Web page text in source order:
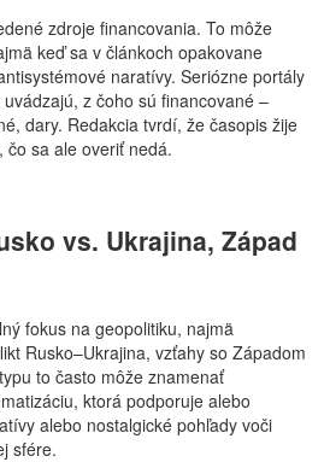
zdroje financovania. To môže
keď sa v článkoch opakovane
naratívy. Seriózne portály
z čoho sú financované –
dary. Redakcia tvrdí, že časopis žije
čo sa ale overiť nedá.
vs. Ukrajina, Západ
fokus na geopolitiku, najmä
Rusko–Ukrajina, vzťahy so Západom
to často môže znamenať
ktorá podporuje alebo
alebo nostalgické pohľady voči
sfére.